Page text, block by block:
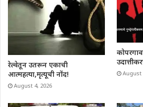
रेल्वेतून उतरून एकाची
आत्महत्या,मृत्यूची नोंद!
August 4, 2026
August